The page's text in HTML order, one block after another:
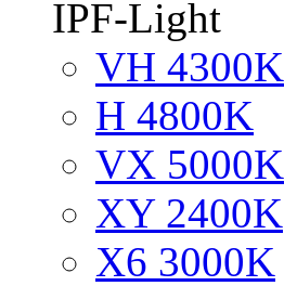
IPF-Light
VH 4300K
H 4800K
VX 5000K
XY 2400K
X6 3000K